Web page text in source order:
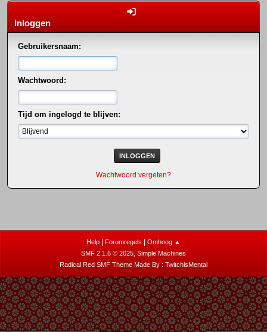
Inloggen
Gebruikersnaam:
Wachtwoord:
Tijd om ingelogd te blijven:
Wachtwoord vergeten?
Help Forumregels
Omhoog ▲
SMF 2.1.6 © 2025, Simple Machines
Radical Red SMF Theme Made By : TwitchisMental